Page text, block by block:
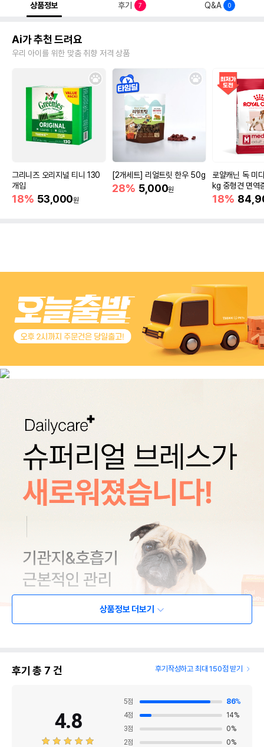
상품정보 후기 7 Q&A 0
Ai가 추천 드려요
우리 아이를 위한 맞춤 취향 저격 상품
그리니즈 오리지널 티니 130
개입
18% 53,000원
[2개세트] 리얼트릿 한우 50g
28% 5,000원
로얄캐닌 독 미
kg 중형견 면역
18%
상품정보 더보기
후기 총 7 건 후기작성하고 최대 150점 받기
4.8
5점 86%
4점 14%
3점 0%
2점 0%